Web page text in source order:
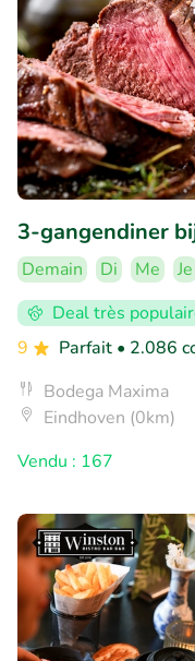
3-gangendiner
Demain Di Me
Je
Deal très
9
Parfait • 2.086
Bodega Maxima
Eindhoven (0km)
Vendu : 167